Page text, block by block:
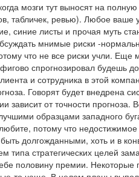
мозги тут выносят на
табличек, ревью). Любое ваше
синие листы и прочая муть
мнимые риски -
что не все риски учли.
спрогнозировал будешь
и сотрудника в этой
Говорят будет внедрена
зависит от точности прогноза.
образцами западного
потому что недостижимое
долгожданными, хоть и в
типа стратегических целей
половину премии.